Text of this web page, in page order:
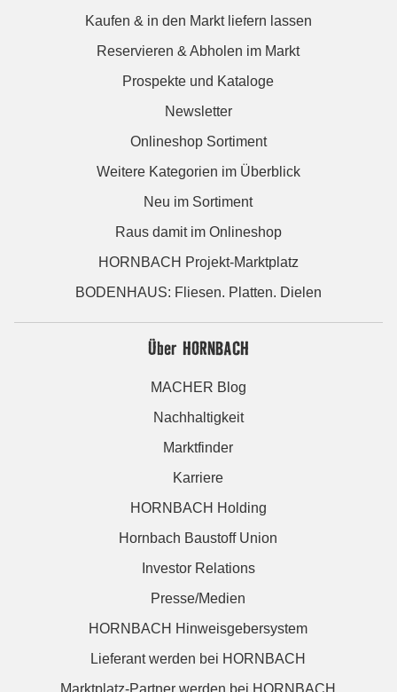
Kaufen & in den Markt liefern lassen
Reservieren & Abholen im Markt
Prospekte und Kataloge
Newsletter
Onlineshop Sortiment
Weitere Kategorien im Überblick
Neu im Sortiment
Raus damit im Onlineshop
HORNBACH Projekt-Marktplatz
BODENHAUS: Fliesen. Platten. Dielen
Über HORNBACH
MACHER Blog
Nachhaltigkeit
Marktfinder
Karriere
HORNBACH Holding
Hornbach Baustoff Union
Investor Relations
Presse/Medien
HORNBACH Hinweisgebersystem
Lieferant werden bei HORNBACH
Marktplatz-Partner werden bei HORNBACH